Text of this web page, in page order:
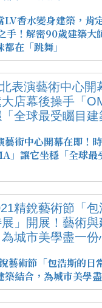
LV香水變身建築，
手！解密90歲建築大
在「跳舞」
藝術中心開幕在即！
」讓它坐穩「全球最
藝術節「包浩斯的日
築結合，為城市美學